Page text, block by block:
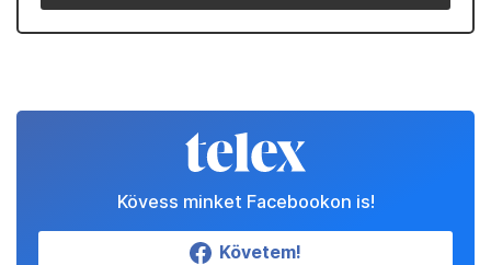
Kövess minket Facebookon is!
Követem!